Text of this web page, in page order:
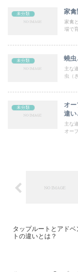
未分類 家禽
家禽
場で
未分類 蟯虫
主な
虫（
未分類
オ
違い
主な
オー
タップルートとアド
トの違いとは？